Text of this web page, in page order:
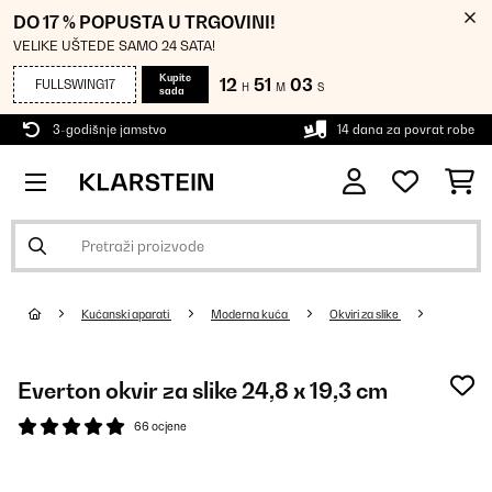
DO 17 % POPUSTA U TRGOVINI!
VELIKE UŠTEDE SAMO 24 SATA!
FULLSWING17
Kupite
sada
12 H 51 M 01 S
3-godišnje jamstvo 14 dana za povrat robe
Kućanski aparati Moderna kuća Okviri za slike
Everton okvir za slike 24,8 x 19,3 cm
66 ocjene